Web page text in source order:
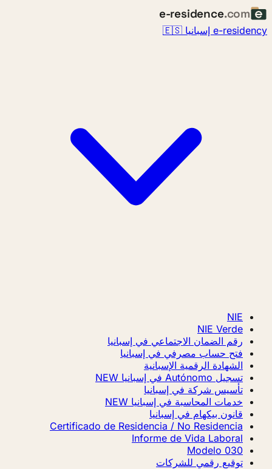
e-residence.com
e-residency إسبانيا 🇪🇸
NIE
NIE Verde
رقم الضمان الاجتماعي في إسبانيا
فتح حساب مصرفي في إسبانيا
الشهادة الرقمية الإسبانية
تسجيل Autónomo في إسبانيا
NEW
تأسيس شركة في إسبانيا
خدمات المحاسبة في إسبانيا NEW
قانون بيكهام في إسبانيا
Certificado de Residencia / No Residencia
Informe de Vida Laboral
Modelo 030
توقيع رقمي للشركات